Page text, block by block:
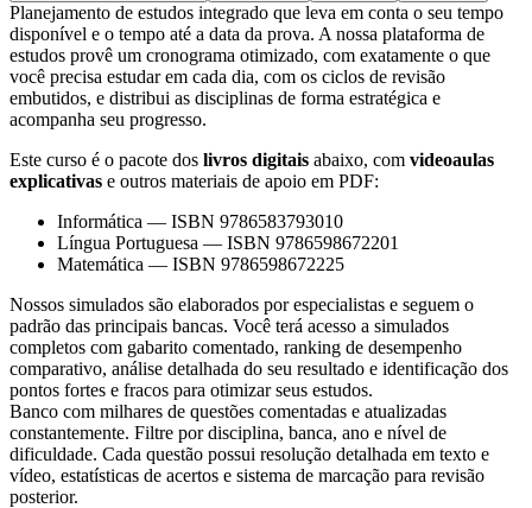
Planejamento de estudos integrado que leva em conta o seu tempo
disponível e o tempo até a data da prova. A nossa plataforma de
estudos provê um cronograma otimizado, com exatamente o que
você precisa estudar em cada dia, com os ciclos de revisão
embutidos, e distribui as disciplinas de forma estratégica e
acompanha seu progresso.
Este curso é o pacote dos livros digitais abaixo, com videoaulas
explicativas e outros materiais de apoio em PDF:
Informática — ISBN 9786583793010
Língua Portuguesa — ISBN 9786598672201
Matemática — ISBN 9786598672225
Nossos simulados são elaborados por especialistas e seguem o
padrão das principais bancas. Você terá acesso a simulados
completos com gabarito comentado, ranking de desempenho
comparativo, análise detalhada do seu resultado e identificação dos
pontos fortes e fracos para otimizar seus estudos.
Banco com milhares de questões comentadas e atualizadas
constantemente. Filtre por disciplina, banca, ano e nível de
dificuldade. Cada questão possui resolução detalhada em texto e
vídeo, estatísticas de acertos e sistema de marcação para revisão
posterior.